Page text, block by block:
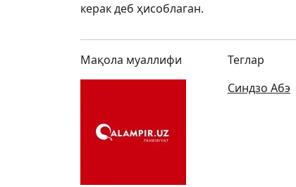
керак деб ҳисоблаган.
Мақола муаллифи
Теглар
Синдзо Абэ